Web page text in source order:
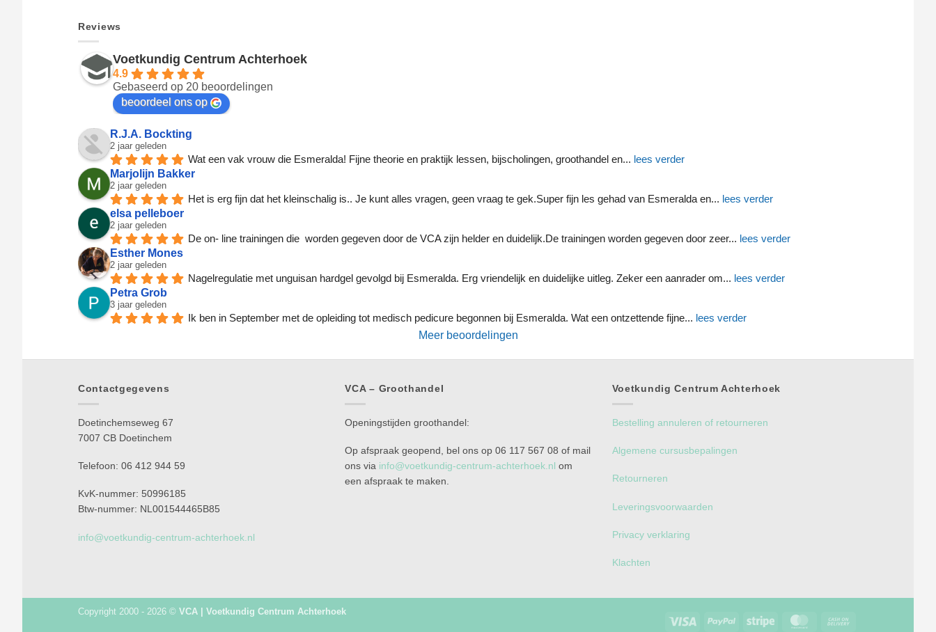
Reviews
Voetkundig Centrum Achterhoek
4.9
Gebaseerd op 20 beoordelingen
beoordeel ons op
R.J.A. Bockting
2 jaar geleden
Wat een vak vrouw die Esmeralda! Fijne theorie en praktijk lessen, bijscholingen, groothandel en... lees verder
Marjolijn Bakker
2 jaar geleden
Het is erg fijn dat het kleinschalig is.. Je kunt alles vragen, geen vraag te gek.Super fijn les gehad van Esmeralda en... lees verder
elsa pelleboer
2 jaar geleden
De on- line trainingen die  worden gegeven door de VCA zijn helder en duidelijk.De trainingen worden gegeven door zeer... lees verder
Esther Mones
2 jaar geleden
Nagelregulatie met unguisan hardgel gevolgd bij Esmeralda. Erg vriendelijk en duidelijke uitleg. Zeker een aanrader om... lees verder
Petra Grob
3 jaar geleden
Ik ben in September met de opleiding tot medisch pedicure begonnen bij Esmeralda. Wat een ontzettende fijne... lees verder
Meer beoordelingen
Contactgegevens
Doetinchemseweg 67
7007 CB Doetinchem
Telefoon: 06 412 944 59
KvK-nummer: 50996185
Btw-nummer: NL001544465B85
info@voetkundig-centrum-achterhoek.nl
VCA – Groothandel
Openingstijden groothandel:
Op afspraak geopend, bel ons op 06 117 567 08 of mail
ons via info@voetkundig-centrum-achterhoek.nl om
een afspraak te maken.
Voetkundig Centrum Achterhoek
Bestelling annuleren of retourneren
Algemene cursusbepalingen
Retourneren
Leveringsvoorwaarden
Privacy verklaring
Klachten
Visa PayPal Stripe MasterCard
Copyright 2000 - 2026 © VCA | Voetkundig Centrum Achterhoek